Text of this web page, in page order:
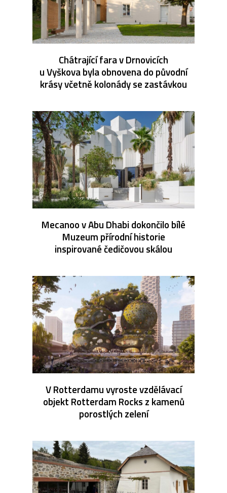
Chátrající fara v Drnovicích
u Vyškova byla obnovena do původní
krásy včetně kolonády se zastávkou
Mecanoo v Abu Dhabi dokončilo bílé
Muzeum přírodní historie
inspirované čedičovou skálou
V Rotterdamu vyroste vzdělávací
objekt Rotterdam Rocks z kamenů
porostlých zelení